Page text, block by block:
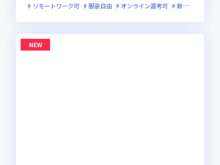
リモートワーク可
服装自由 オンライン選考可 新技術に積極的
NEW